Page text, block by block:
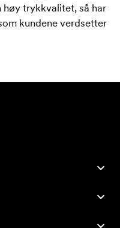
høy trykkvalitet, så har
kundene verdsetter